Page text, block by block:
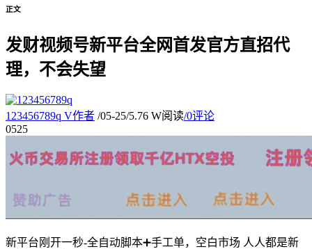
正文
发财视频号新平台全网首发官方直招代
理，不会失望
123456789q V作者 /05-25/5.76 W阅读/0评论
0525
新平台刚开一秒-全自动脚本➕手工单，空白市场 人人都是新